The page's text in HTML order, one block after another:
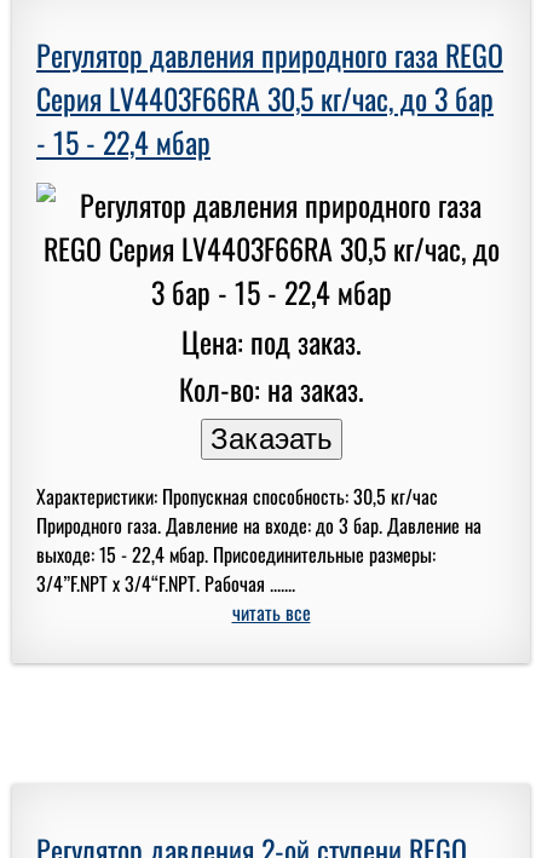
Регулятор давления природного газа REGO
Серия LV4403F66RA 30,5 кг/час, до 3 бар
- 15 - 22,4 мбар
Цена: под заказ.
Кол-во: на заказ.
Характеристики: Пропускная способность: 30,5 кг/час
Природного газа. Давление на входе: до 3 бар. Давление на
выходе: 15 - 22,4 мбар. Присоединительные размеры:
3/4”F.NPT x 3/4“F.NPT. Рабочая .......
читать все
Регулятор давления 2-ой ступени REGO